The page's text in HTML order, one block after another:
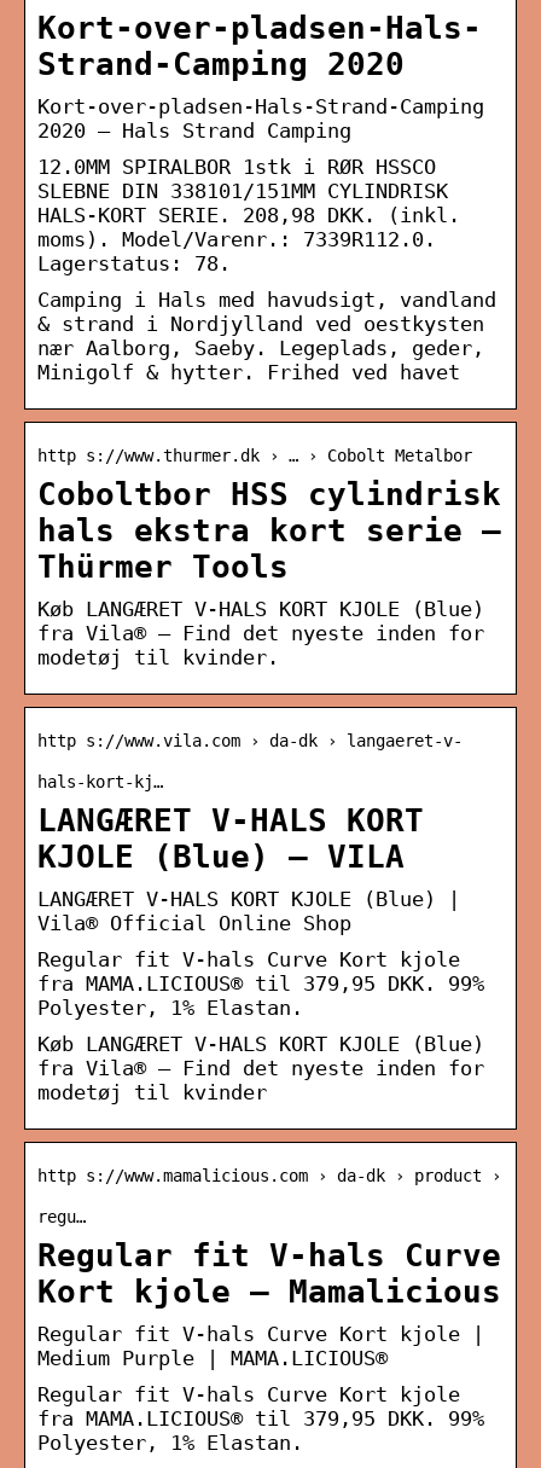
Kort-over-pladsen-Hals-
Strand-Camping 2020
Kort-over-pladsen-Hals-Strand-Camping
2020 – Hals Strand Camping
12.0MM SPIRALBOR 1stk i RØR HSSCO
SLEBNE DIN 338101/151MM CYLINDRISK
HALS-KORT SERIE. 208,98 DKK. (inkl.
moms). Model/Varenr.: 7339R112.0.
Lagerstatus: 78.
Camping i Hals med havudsigt, vandland
& strand i Nordjylland ved oestkysten
nær Aalborg, Saeby. Legeplads, geder,
Minigolf & hytter. Frihed ved havet
http s://www.thurmer.dk › … › Cobolt Metalbor
Coboltbor HSS cylindrisk
hals ekstra kort serie –
Thürmer Tools
Køb LANGÆRET V-HALS KORT KJOLE (Blue)
fra Vila® – Find det nyeste inden for
modetøj til kvinder.
http s://www.vila.com › da-dk › langaeret-v-
hals-kort-kj…
LANGÆRET V-HALS KORT
KJOLE (Blue) – VILA
LANGÆRET V-HALS KORT KJOLE (Blue) |
Vila® Official Online Shop
Regular fit V-hals Curve Kort kjole
fra MAMA.LICIOUS® til 379,95 DKK. 99%
Polyester, 1% Elastan.
Køb LANGÆRET V-HALS KORT KJOLE (Blue)
fra Vila® – Find det nyeste inden for
modetøj til kvinder
http s://www.mamalicious.com › da-dk › product ›
regu…
Regular fit V-hals Curve
Kort kjole – Mamalicious
Regular fit V-hals Curve Kort kjole |
Medium Purple | MAMA.LICIOUS®
Regular fit V-hals Curve Kort kjole
fra MAMA.LICIOUS® til 379,95 DKK. 99%
Polyester, 1% Elastan.